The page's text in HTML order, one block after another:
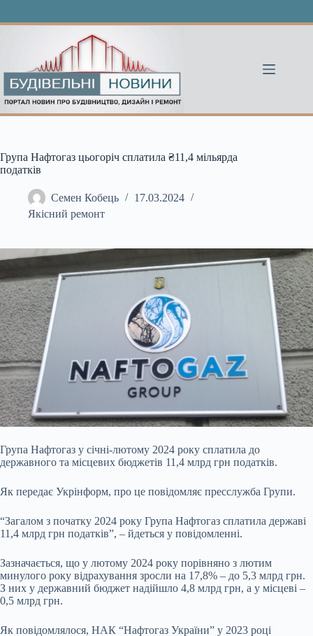
Група Нафтогаз цьогоріч сплатила ₴11,4 мільярда
податків
Семен Кобець
17.03.2024
Якісний ремонт
Група Нафтогаз у січні-лютому 2024 року сплатила до
державного та місцевих бюджетів 11,4 млрд грн податків.
Як передає Укрінформ, про це повідомляє пресслужба Групи.
“Загалом з початку 2024 року Група Нафтогаз сплатила державі
11,4 млрд грн податків”, – йдеться у повідомленні.
Зазначається, що у лютому 2024 року порівняно з лютим
минулого року відрахування зросли на 17,8% – до 5,3 млрд грн.
З них у державний бюджет надійшло 4,8 млрд грн, а у місцеві –
0,5 млрд грн.
Як повідомлялося, НАК “Нафтогаз України” у 2023 році